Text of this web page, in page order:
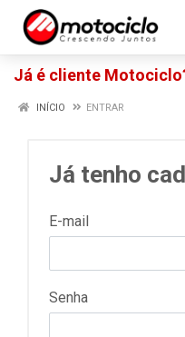
Já é cliente
INÍCIO ENTRAR
Já tenho
E-mail
Senha